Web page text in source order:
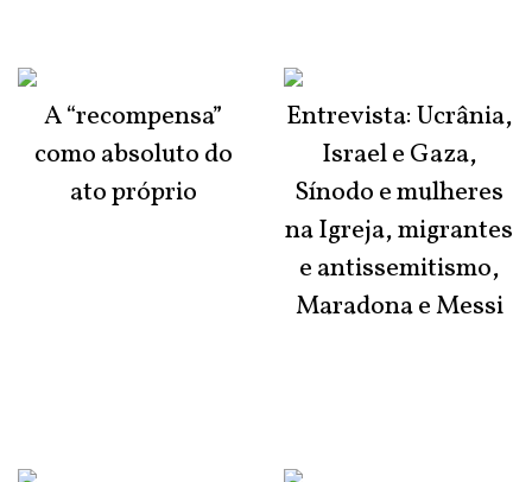
A “recompensa”
como absoluto do
ato próprio
Entrevista: Ucrânia,
Israel e Gaza,
Sínodo e mulheres
na Igreja, migrantes
e antissemitismo,
Maradona e Messi